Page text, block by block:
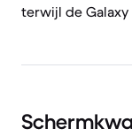
terwijl de Galaxy